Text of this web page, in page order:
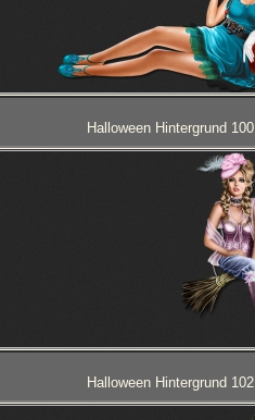
Halloween Hintergrund 100
Halloween Hintergrund 102